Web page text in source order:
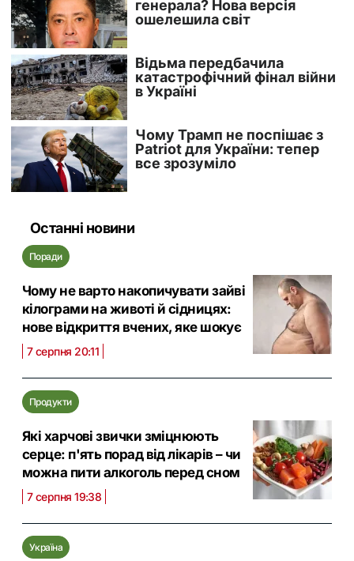
Останні новини
Поради
Чому не варто накопичувати зайві
кілограми на животі й сідницях:
нове відкриття вчених, яке шокує
7 серпня 20:11
Продукти
Які харчові звички зміцнюють
серце: п'ять порад від лікарів – чи
можна пити алкоголь перед сном
7 серпня 19:38
Україна